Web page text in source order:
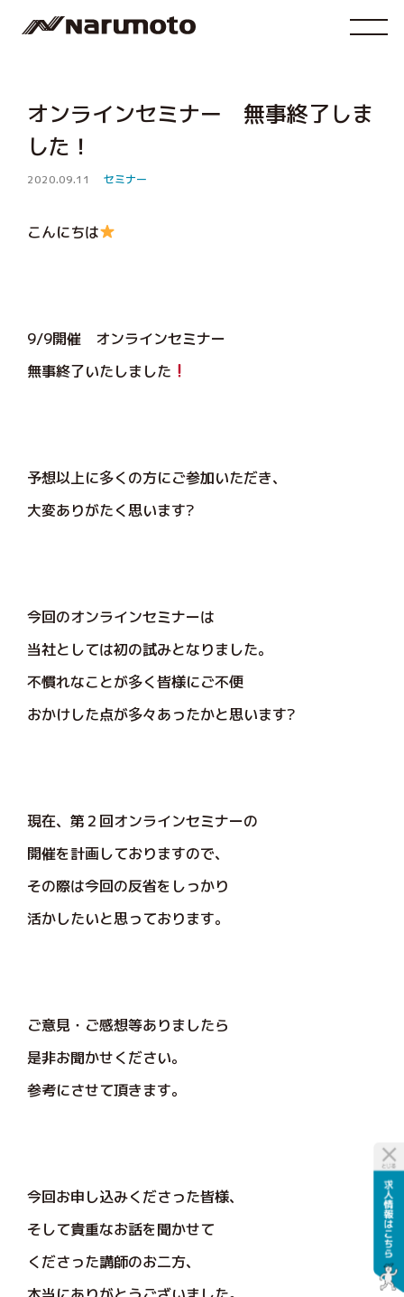
オンラインセミナー 無事終了しま
した！
2020.09.11 セミナー
こんにちは
9/9開催 オンラインセミナー
無事終了いたしました
予想以上に多くの方にご参加いただき、
大変ありがたく思います?
今回のオンラインセミナーは
当社としては初の試みとなりました。
不慣れなことが多く皆様にご不便
おかけした点が多々あったかと思います?
現在、第２回オンラインセミナーの
開催を計画しておりますので、
その際は今回の反省をしっかり
活かしたいと思っております。
ご意見・ご感想等ありましたら
是非お聞かせください。
参考にさせて頂きます。
今回お申し込みくださった皆様、
そして貴重なお話を聞かせて
くださった講師のお二方、